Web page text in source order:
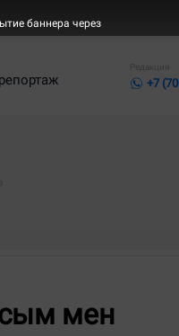
Редакция
+7
мен
баннера через